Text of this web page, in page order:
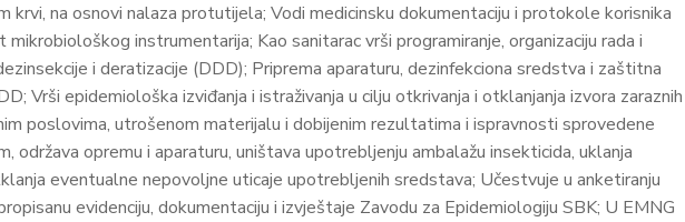
krvi, na osnovi nalaza protutijela; Vodi medicinsku dokumentaciju i protokole korisnika
instrumentarija; Kao sanitarac vrši programiranje, organizaciju rada i
i deratizacije (DDD); Priprema aparaturu, dezinfekciona sredstva i zaštitna
Vrši epidemiološka izviđanja i istraživanja u cilju otkrivanja i otklanjanja izvora zaraznih
poslovima, utrošenom materijalu i dobijenim rezultatima i ispravnosti sprovedene
održava opremu i aparaturu, uništava upotrebljenju ambalažu insekticida, uklanja
eventualne nepovoljne uticaje upotrebljenih sredstava; Učestvuje u anketiranju
evidenciju, dokumentaciju i izvještaje Zavodu za Epidemiologiju SBK; U EMNG